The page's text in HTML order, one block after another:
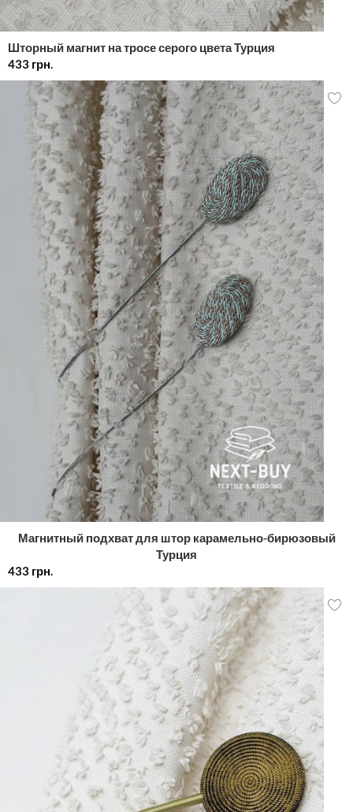
Шторный магнит на тросе серого цвета Турция
433 грн.
Магнитный подхват для штор карамельно-бирюзовый
Турция
433 грн.